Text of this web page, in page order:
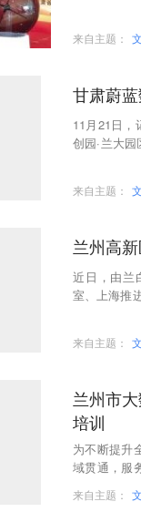
来自主题：
甘肃蔚
11月21日，
创园·兰大
来自主题：
兰州高
近日，由兰
室、上海推
来自主题：
兰州市
培训
为不断提升
域贯通，服
来自主题：